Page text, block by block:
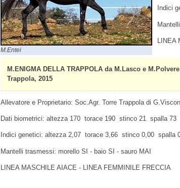
M.Entei
Indici
LINEA
M.ENIGMA DELLA TRAPPOLA da M.Lasco e
Trappola, 2015
Allevatore e Proprietario: Soc.Agr. Torre Trappola di
Dati biometrici: altezza 170 torace 190 stinco 21 spalla 73
Indici genetici: altezza 2,07 torace 3,66 stinco 0,00 spalla
Mantelli trasmessi: morello SI - baio SI - sauro MAI
LINEA MASCHILE AIACE - LINEA FEMMINILE FRECCIA